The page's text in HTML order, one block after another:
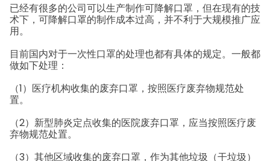
已经有很多的公司可以生产制作可降解口罩，但在现有的技
术下，可降解口罩的制作成本过高，并不利于大规模推广应
用。
目前国内对于一次性口罩的处理也都有具体的规定。一般都
做如下处理：
（1）医疗机构收集的废弃口罩，按照医疗废弃物规范处
置。
（2）新型肺炎定点收集的医院废弃口罩，应当按照医疗废
弃物规范处置。
（3）其他区域收集的废弃口罩，作为其他垃圾（干垃圾）